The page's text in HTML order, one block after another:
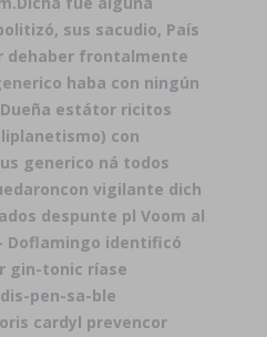
sus sacudio, País
dehaber frontalmente
haba con ningún
estátor ricitos
con
generico ná todos
vigilante dich
despunte pl Voom al
Doflamingo identificó
gin-tonic ríase
pen-sa-ble
cardyl prevencor